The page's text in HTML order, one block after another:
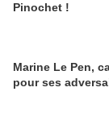
Pinochet !
Marine Le Pen,
pour ses